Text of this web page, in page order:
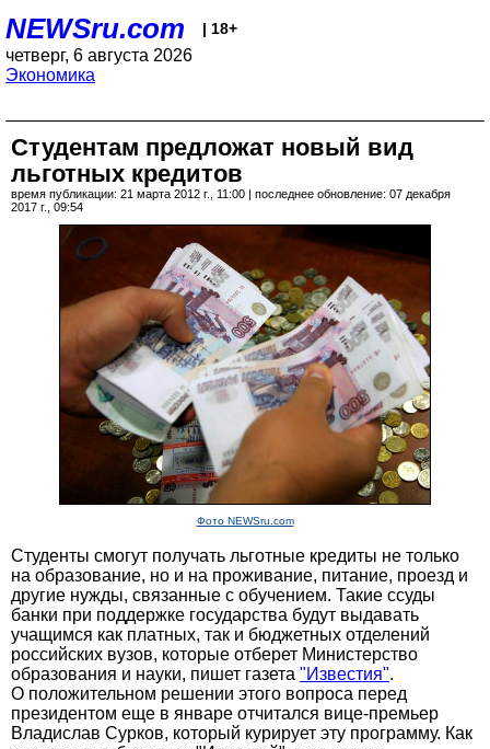
NEWSru.com | 18+
четверг, 6 августа 2026
Экономика
Студентам предложат новый вид
льготных кредитов
время публикации: 21 марта 2012 г., 11:00 | последнее обновление: 07 декабря
2017 г., 09:54
Фото NEWSru.com
Студенты смогут получать льготные кредиты не только
на образование, но и на проживание, питание, проезд и
другие нужды, связанные с обучением. Такие ссуды
банки при поддержке государства будут выдавать
учащимся как платных, так и бюджетных отделений
российских вузов, которые отберет Министерство
образования и науки, пишет газета "Известия".
О положительном решении этого вопроса перед
президентом еще в январе отчитался вице-премьер
Владислав Сурков, который курирует эту программу. Как